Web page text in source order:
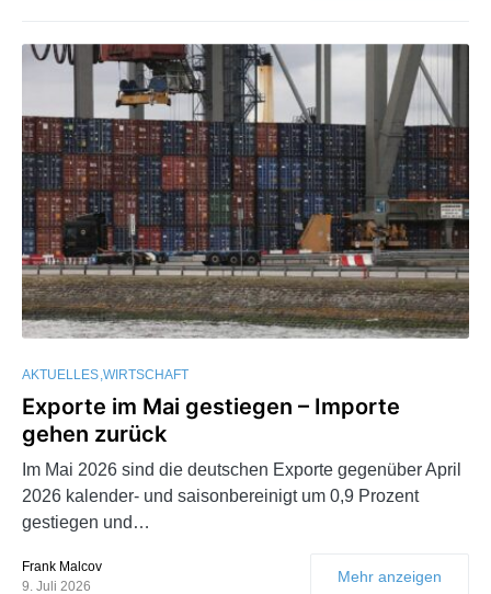
AKTUELLES WIRTSCHAFT
Exporte im Mai gestiegen – Importe
gehen zurück
Im Mai 2026 sind die deutschen Exporte gegenüber April
2026 kalender- und saisonbereinigt um 0,9 Prozent
gestiegen und…
Frank Malcov
9. Juli 2026
Mehr anzeigen